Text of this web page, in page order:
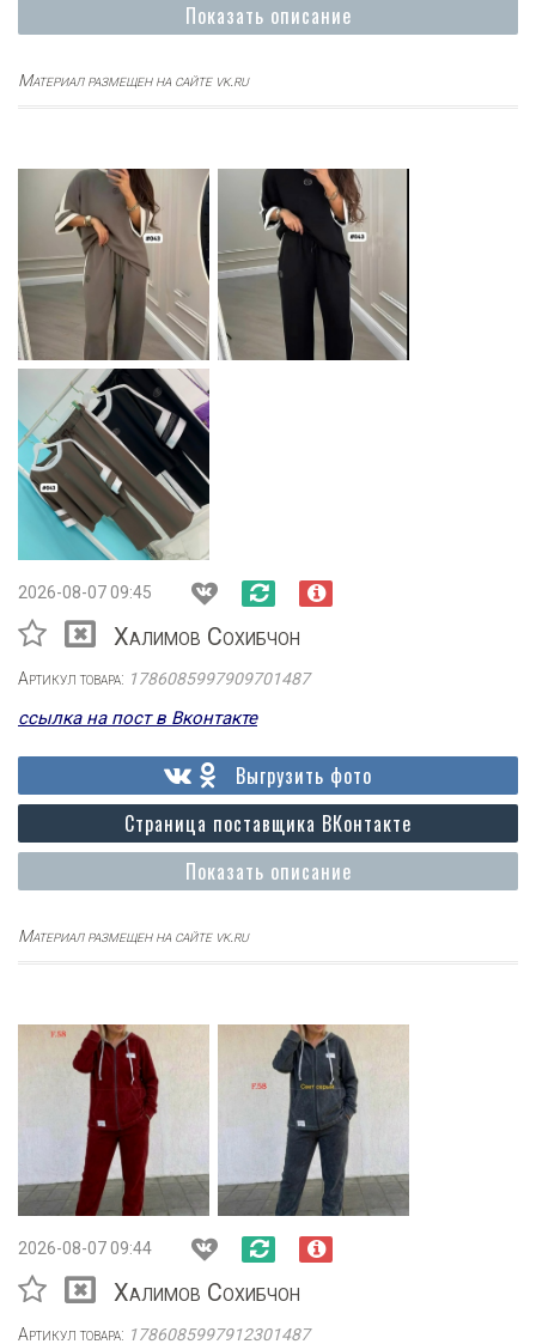
Показать описание
Материал размещен на сайте vk.ru
2026-08-07 09:45
Халимов Сохибчон
Артикул товара: 1786085997909701487
ссылка на пост в Вконтакте
Показать описание
Страница поставщика ВКонтакте
Выгрузить фото
Материал размещен на сайте vk.ru
2026-08-07 09:44
Халимов Сохибчон
Артикул товара: 1786085997912301487